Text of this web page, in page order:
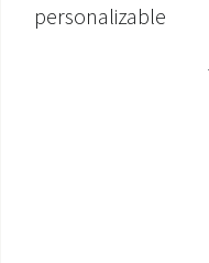
personalizable